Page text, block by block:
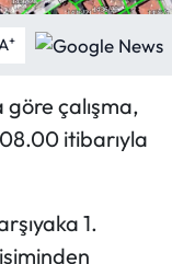
+
göre çalışma,
itibarıyla
1.